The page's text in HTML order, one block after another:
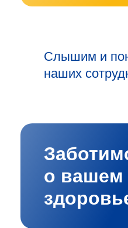
Слышим и
наших
о вашем